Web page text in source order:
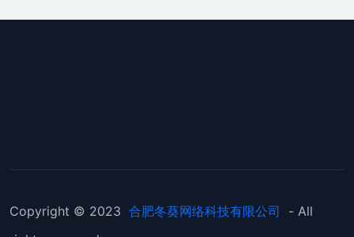
Copyright © 2023 合肥冬葵网络科技有限公司
- All